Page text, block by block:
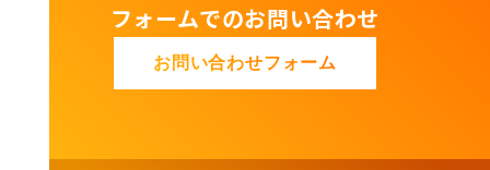
フォームでのお問い合わせ
お問い合わせフォーム